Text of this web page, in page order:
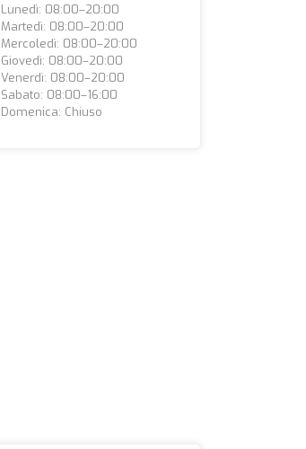
Lunedì: 08:00–20:00
Martedì: 08:00–20:00
Mercoledì: 08:00–20:00
Giovedì: 08:00–20:00
Venerdì: 08:00–20:00
Sabato: 08:00–16:00
Domenica: Chiuso